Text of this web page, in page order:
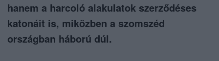
hanem a harcoló alakulatok szerződéses
katonáit is, miközben a szomszéd
országban háború dúl.